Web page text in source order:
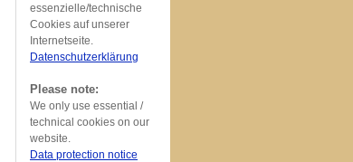
essenzielle/technische
Cookies auf unserer
Internetseite.
Datenschutzerklärung
Please note:
We only use essential /
technical cookies on our
website.
Data protection notice